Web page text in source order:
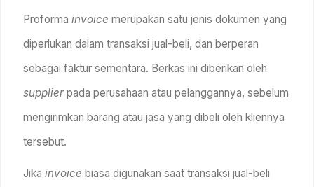
Proforma invoice merupakan satu jenis dokumen yang
diperlukan dalam transaksi jual-beli, dan berperan
sebagai faktur sementara. Berkas ini diberikan oleh
supplier pada perusahaan atau pelanggannya, sebelum
mengirimkan barang atau jasa yang dibeli oleh kliennya
tersebut.
Jika invoice biasa digunakan saat transaksi jual-beli